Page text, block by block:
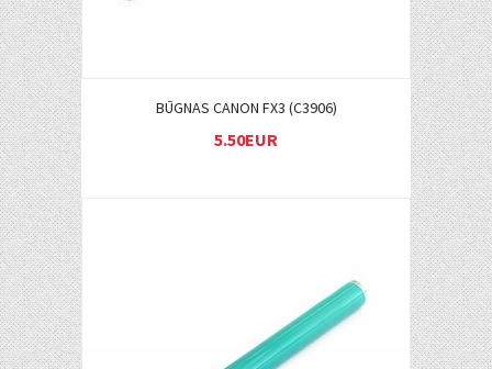
BŪGNAS CANON FX3 (C3906)
5.50EUR
Į KREPŠELĮ